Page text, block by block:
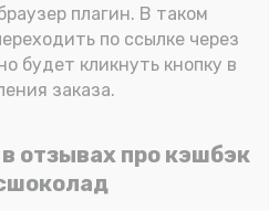
плагин. В таком
по ссылке через
будет кликнуть кнопку в
заказа.
отзывах про кэшбэк